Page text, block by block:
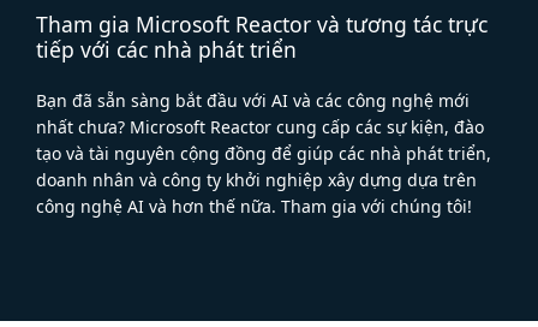
Tham gia Microsoft Reactor và tương tác trực
tiếp với các nhà phát triển
Bạn đã sẵn sàng bắt đầu với AI và các công nghệ mới
nhất chưa? Microsoft Reactor cung cấp các sự kiện, đào
tạo và tài nguyên cộng đồng để giúp các nhà phát triển,
doanh nhân và công ty khởi nghiệp xây dựng dựa trên
công nghệ AI và hơn thế nữa. Tham gia với chúng tôi!